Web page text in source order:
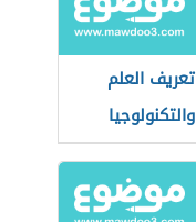
تعريف العلم
والتكنولوجيا